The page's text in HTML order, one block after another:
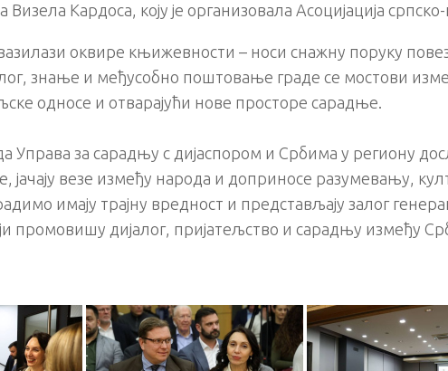
Кардоса, коју је организовала Асоцијација
оквире књижевности – носи снажну поруку
знање и међусобно поштовање граде се мостови
односе и отварајући нове просторе сарадње.
Управа за сарадњу с дијаспором и Србима у региону
јачају везе између народа и доприносе разумевању,
имају трајну вредност и представљају залог
промовишу дијалог, пријатељство и сарадњу између